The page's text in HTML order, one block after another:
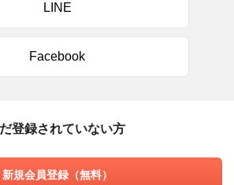
LINE
Facebook
登録されていない方
新規会員登録（無料）